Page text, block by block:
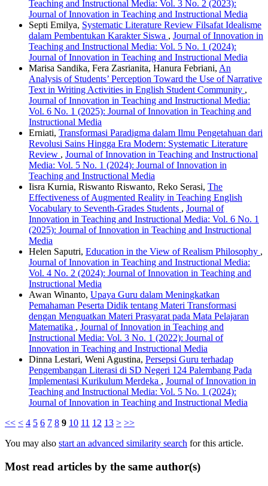
Teaching and Instructional Media: Vol. 3 No. 2 (2023):
Journal of Innovation in Teaching and Instructional Media
Septi Emilya, Systematic Literature Review Filsafat Idealisme
dalam Pembentukan Karakter Siswa , Journal of Innovation in
Teaching and Instructional Media: Vol. 5 No. 1 (2024):
Journal of Innovation in Teaching and Instructional Media
Marisa Sandika, Fera Zasrianita, Hanura Febriani, An
Analysis of Students’ Perception Toward the Use of Narrative
Text in Writing Activities in English Student Community ,
Journal of Innovation in Teaching and Instructional Media:
Vol. 6 No. 1 (2025): Journal of Innovation in Teaching and
Instructional Media
Erniati, Transformasi Paradigma dalam Ilmu Pengetahuan dari
Revolusi Sains Hingga Era Modern: Systematic Literature
Review , Journal of Innovation in Teaching and Instructional
Media: Vol. 5 No. 1 (2024): Journal of Innovation in
Teaching and Instructional Media
Iisra Kurnia, Riswanto Riswanto, Reko Serasi, The
Effectiveness of Augmented Reality in Teaching English
Vocabulary to Seventh-Grades Students , Journal of
Innovation in Teaching and Instructional Media: Vol. 6 No. 1
(2025): Journal of Innovation in Teaching and Instructional
Media
Helen Saputri, Education in the View of Realism Philosophy ,
Journal of Innovation in Teaching and Instructional Media:
Vol. 4 No. 2 (2024): Journal of Innovation in Teaching and
Instructional Media
Awan Winanto, Upaya Guru dalam Meningkatkan
Pemahaman Peserta Didik tentang Materi Transformasi
dengan Menguatkan Materi Prasyarat pada Mata Pelajaran
Matematika , Journal of Innovation in Teaching and
Instructional Media: Vol. 3 No. 1 (2022): Journal of
Innovation in Teaching and Instructional Media
Dinna Lestari, Weni Agustina, Persepsi Guru terhadap
Pengembangan Literasi di SD Negeri 124 Palembang Pada
Implementasi Kurikulum Merdeka , Journal of Innovation in
Teaching and Instructional Media: Vol. 5 No. 1 (2024):
Journal of Innovation in Teaching and Instructional Media
<< < 4 5 6 7 8 9 10 11 12 13 > >>
You may also start an advanced similarity search for this article.
Most read articles by the same author(s)